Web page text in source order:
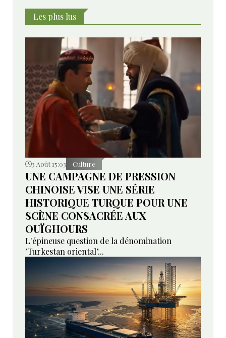
Les plus lus
3 Août 15:03 Culture
UNE CAMPAGNE DE PRESSION
CHINOISE VISE UNE SÉRIE
HISTORIQUE TURQUE POUR UNE
SCÈNE CONSACRÉE AUX
OUÏGHOURS
L'épineuse question de la dénomination
"Turkestan oriental"...